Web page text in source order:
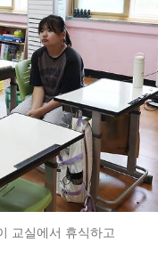
교실에서 휴식하고